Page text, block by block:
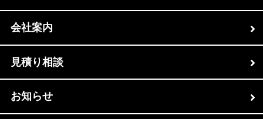
会社案内
見積り相談
お知らせ